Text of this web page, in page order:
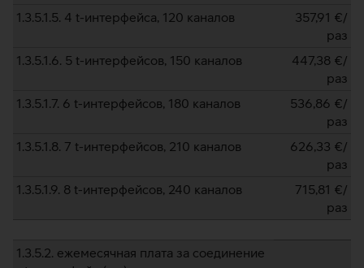
1.3.5.1.5. 4 t-интерфейса, 120 каналов
357,91 €/
раз
1.3.5.1.6. 5 t-интерфейсов, 150 каналов
447,38 €/
раз
1.3.5.1.7. 6 t-интерфейсов, 180 каналов
536,86 €/
раз
1.3.5.1.8. 7 t-интерфейсов, 210 каналов
626,33 €/
раз
1.3.5.1.9. 8 t-интерфейсов, 240 каналов
715,81 €/
раз
1.3.5.2. ежемесячная плата за соединение